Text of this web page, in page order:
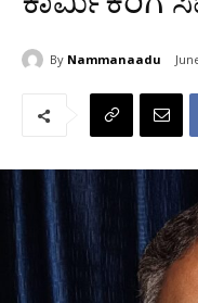
By Nammanaadu